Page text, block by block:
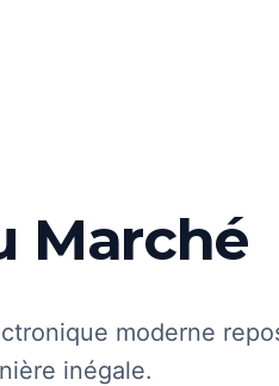
Marché
moderne
inégale.